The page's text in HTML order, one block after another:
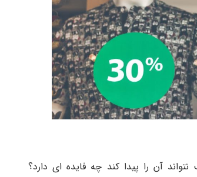
آن را پیدا کند چه فایده ای دارد؟